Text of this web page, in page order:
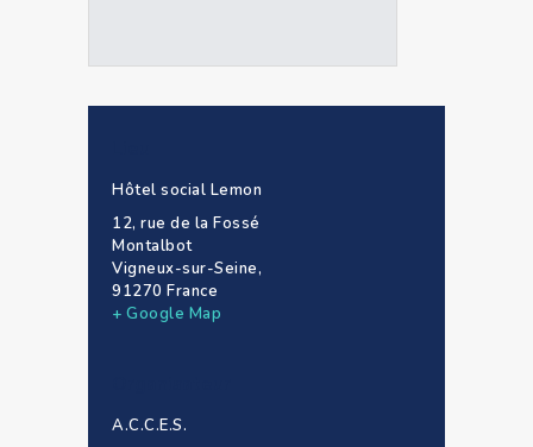
Hôtel social Lemon
12, rue de la Fossé
Montalbot
Vigneux-sur-Seine,
91270 France
+ Google Map
A.C.C.E.S.